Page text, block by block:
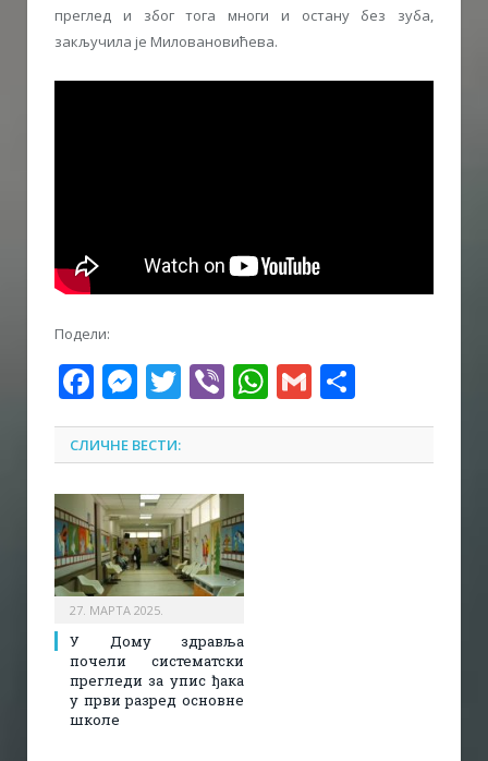
преглед и због тога многи и остану без зуба,
закључила је Миловановићева.
Подели:
Facebook
Messenger
Twitter
ViberWhatsApp
Gmail
СЛИЧНЕ ВЕСТИ:
27. МАРТА 2025.
У Дому здравља
почели систематски
прегледи за упис ђака
у први разред основне
школе